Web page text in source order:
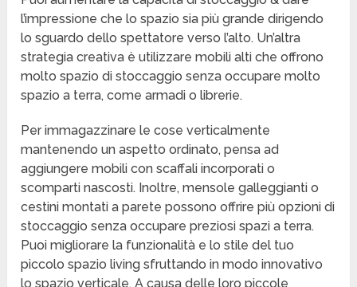
l’impressione che lo spazio sia più grande dirigendo
lo sguardo dello spettatore verso l’alto. Un’altra
strategia creativa è utilizzare mobili alti che offrono
molto spazio di stoccaggio senza occupare molto
spazio a terra, come armadi o librerie.
Per immagazzinare le cose verticalmente
mantenendo un aspetto ordinato, pensa ad
aggiungere mobili con scaffali incorporati o
scomparti nascosti. Inoltre, mensole galleggianti o
cestini montati a parete possono offrire più opzioni di
stoccaggio senza occupare preziosi spazi a terra.
Puoi migliorare la funzionalità e lo stile del tuo
piccolo spazio living sfruttando in modo innovativo
lo spazio verticale. A causa delle loro piccole